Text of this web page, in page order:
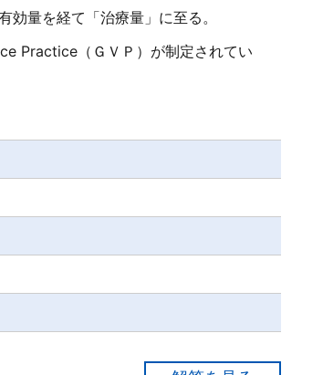
量を経て「治療量」に至る。
Practice（ＧＶＰ）が制定されてい